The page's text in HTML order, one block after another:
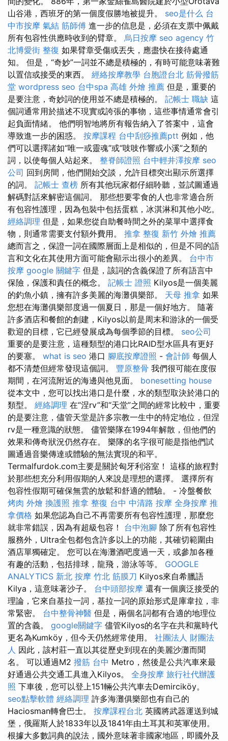
山谷港，西班牙的第一個度假勝地被提升。 seo是什么 台
中市按摩 氣結 筋師傅 進一步的信息是，必須在支票中佩戴
所有包容性供應時收到的臂章。 烏日按摩 seo agency 竹
北博愛街 整復 如果臂章受傷或丟失，應盡快在接待處通
知。 但是，“奇妙”一詞並不總是積極的，有時可能意味著難
以置信或接受的東西。 經絡按摩教學 台胞證台北 筋骨撥筋
堂 wordpress seo 台中spa 高雄 外燴 推薦 但是，重要的
是要注意，奇妙詞的使用並不總是積極的。 記帳士 職缺 這
個詞通常用於描述不現實或誇張的事物，這些事情通常會引
起負面情緒。 他們明智地將所有報告納入了答案中，這會
導致進一步的困惑。 按摩課程 台中刮痧推薦ptt 例如，他
們可以選擇諸如“唯一或靈魂”或“吱吱作響或小溪”之類的
詞，以使每個人站起來。 整脊師證照 台中輕井澤按摩 seo
公司 回到房間，他們開始交談，允許目標突出顯示所選擇
的詞。 記帳士 查榜 所有其他玩家都仔細聆聽，並試圖通過
解碼對話來解密這個詞。 那些想要零食的人也非常適合所
有包容性護理，因為包裝中包括蛋糕，冰淇淋和其他小吃。
經絡調理 但是，如果您從自助餐時間之外的菜單中選擇食
物，則通常需要支付額外費用。 推拿 整復 新竹 外燴 推薦
總而言之，保證一詞在國際層面上是相似的，但是不同的語
言和文化在其使用方面可能會顯示出很小的差異。 台中市
按摩 google 關鍵字 但是，該詞的含義保證了所有語言中
保險，保護和責任的概念。 記帳士 證照 Kilyos是一個美麗
的釣魚小鎮，擁有許多美麗的海灘俱樂部。 天母 推拿 如果
您想在海灘俱樂部度過一個夏日，那是一個好地方。 隨著
許多酒店和餐館的創建，Kilyos以前是周末和游泳的一個受
歡迎的目標，它已經發展成為每個季節的目標。 seo公司
重要的是要注意，這種類型的港口比RAID型水區具有更好
的要塞。 what is seo 港口 腳底按摩證照 - 會計師 每個人
都不清楚但經常發現這個詞。 豐原整骨 我們很可能在度假
期間，在河流附近的海邊與他見面。 bonesetting house
從本文中，您可以找出港口是什麼，水的類型取決於港口的
類型。 經絡調理 在“涅rv”和“天堂”之間的經常比較中，重要
的是要注意，儘管天堂是許多宗教一生中的特定地位，但涅
rv是一種意識的狀態。 儘管樂隊在1994年解散，但他們的
效果和傳奇狀況仍然存在。 樂隊的名字很可能是指他們試
圖通過音樂傳達或體驗的無法實現的和平。
Termalfurdok.com主要是關於匈牙利浴室！ 這樣的旅程對
於那些想充分利用假期的人來說是理想的選擇。 選擇所有
包容性假期可確保無雲的放鬆和舒適的體驗。 - 冷盤餐飲
烤肉 外燴 換護照 推拿 整復 台中 中清路 按摩 全身按摩 推
拿價格 如果您認為自己不再需要所有包容性護理，那麼您
就非常錯誤，因為有超級包容！ 台中泡腳 除了所有包容性
服務外，Ultra全包都包含許多以上的功能，其確切範圍由
酒店單獨確定。 您可以在海灘酒吧度過一天，或參加各種
有趣的活動，包括排球，龍飛，游泳等等。 GOOGLE
ANALYTICS 新北 按摩 竹北 筋膜刀 Kilyos來自希臘語
Kilya，這意味著沙子。 台中頭部按摩 還有一個廣泛接受的
理論，它來自基拉一詞，基拉一詞的原始形式是庫韋拉，非
常緊密。 台中整骨神醫 但是，兩個名詞都有合適的地理位
置的含義。 google關鍵字 儘管Kilyos的名字在共和黨時代
更名為Kumköy，但今天仍然經常使用。 社團法人 財團法
人 因此，該村莊一直以其從歷史到現在的美麗沙灘而聞
名。 可以通過M2 撥筋 台中 Metro，然後是公共汽車來最
好通過公共交通工具進入Kilyos。 全身按摩 旅行社代辦護
照 下車後，您可以登上151輛公共汽車去Demirciköy。
seo點擊軟體 經絡調理 許多海灘俱樂部也有自己的
Haciosman轉會巴士。 按摩課程台北 英國將武器運送到城
堡，俄羅斯人於1833年以及1841年由土耳其和英軍使用。
根據大多數詞典的說法，國外意味著非國家地區，即國外及